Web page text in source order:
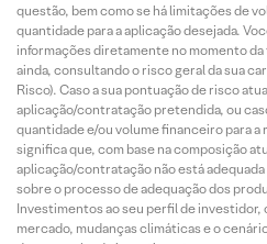
questão, bem como se há limitações de
quantidade para a aplicação desejada.
informações diretamente no momento da
ainda, consultando o risco geral da sua
Risco). Caso a sua pontuação de risco
aplicação/contratação pretendida, ou
quantidade e/ou volume financeiro para
significa que, com base na composição
aplicação/contratação não está
sobre o processo de adequação dos
Investimentos ao seu perfil de investidor,
mercado, mudanças climáticas e o